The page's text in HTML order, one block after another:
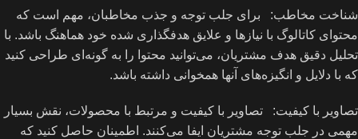
شناخت مخاطب: برای جلب توجه و جذب مخاطبان، مهم است که
محتوای کاتالوگ با نیازها و علایق هدفگذاری شده خود هماهنگ باشد. با
تحلیل دقیق هدف مشتریان، می‌توانید محتوا را به گونه‌ای طراحی کنید
که با دلایل و انگیزه‌های آنها همخوانی داشته باشد.
تصاویر با کیفیت: تصاویر با کیفیت و مرتبط با محصولات، نقش بسیار
مهمی در جلب توجه مشتریان ایفا می‌کنند. اطمینان حاصل کنید که